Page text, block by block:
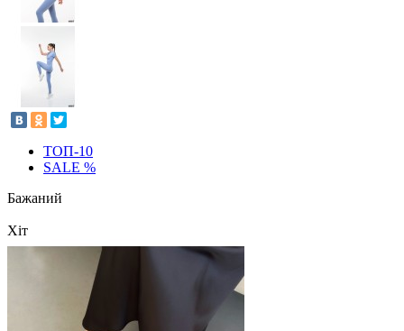
ТОП-10
SALE %
Бажаний
Хіт